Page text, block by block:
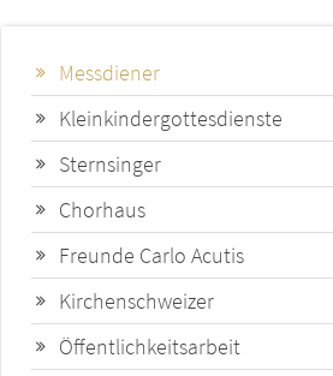
Messdiener
Kleinkindergottesdienste
Sternsinger
Chorhaus
Freunde Carlo Acutis
Kirchenschweizer
Öffentlichkeitsarbeit